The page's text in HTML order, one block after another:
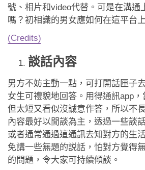
聯絡我們
號、相片和video代替。可是在溝通
嗎？初相識的男女應如何在這平台
(Credits)
談話內容
男方不妨主動一點，可打開話匣子
女生可禮貌地回答。用得通訊app，
但太短又看似沒誠意作答，所以不
內容最好以閒談為主，透過一些談
或者通常通過這通訊去知對方的生
免講一些無題的説話，怕對方覺得
的問題，令大家可持續傾談。